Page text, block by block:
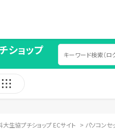
ショップ
大生協プチショップ ECサイト > パソコンセ